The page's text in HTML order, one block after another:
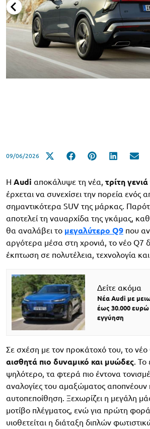
09/06/2026
Η Audi αποκάλυψε τη νέα, τρίτη
έρχεται να συνεχίσει την πορεία ενός
σημαντικότερα SUV της μάρκας.
αποτελεί τη ναυαρχίδα της γκάμας,
θα αναλάβει το μεγαλύτερο Q9 που
αργότερα μέσα στη χρονιά, το νέο Q7
έκπτωση σε πολυτέλεια, τεχνολογία
Δείτε ακόμα
Νέα Audi με
έως 30.000 ευρώ
εγγύηση
Σε σχέση με τον προκάτοχό του, το νέο
αισθητά πιο δυναμικό και μυώδες. Το
ψηλότερο, τα φτερά πιο έντονα
αναλογίες του αμαξώματος αποπνέουν
αυτοπεποίθηση. Ξεχωρίζει η μεγάλη
μοτίβο πλέγματος, ενώ για πρώτη
υιοθετείται η διάταξη διπλών